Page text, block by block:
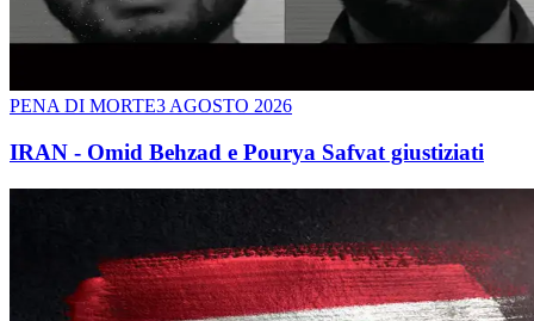
PENA DI MORTE3 AGOSTO 2026
IRAN - Omid Behzad e Pourya Safvat giustiziati